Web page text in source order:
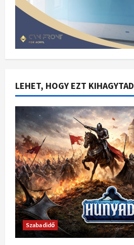
LEHET, HOGY EZT KIHAGYTAD
Szabadidő